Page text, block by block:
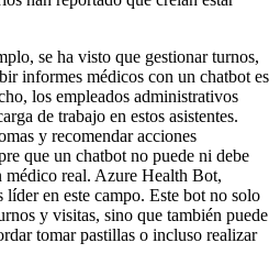
se ha visto que gestionar turnos,
informes médicos con un chatbot es
los empleados administrativos
de trabajo en estos asistentes.
y recomendar acciones
que un chatbot no puede ni debe
médico real. Azure Health Bot,
en este campo. Este bot no solo
y visitas, sino que también puede
tomar pastillas o incluso realizar